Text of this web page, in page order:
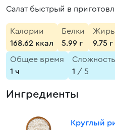
Салат быстрый в
Калории
168.62 ккал
Белки
5.99 г
9.75 г
Общее время
1 ч
Сложность
1 / 5
Ингредиенты
Круглый